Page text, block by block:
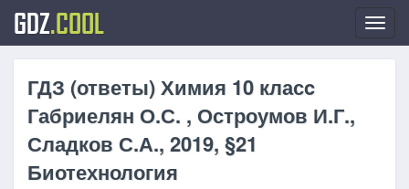
GDZ.COOL
ГДЗ (ответы) Химия 10 класc
Габриелян О.С. , Остроумов И.Г.,
Сладков С.А., 2019, §21
Биотехнология